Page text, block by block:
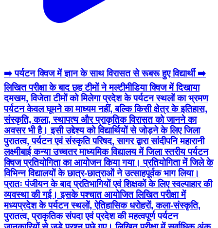
➡️ पर्यटन क्विज में ज्ञान के साथ विरासत से रूबरू हुए विद्यार्थी ➡️
लिखित परीक्षा के बाद छह टीमों ने मल्टीमीडिया क्विज में दिखाया
दमखम, विजेता टीमों को मिलेगा प्रदेश के पर्यटन स्थलों का भ्रमण
पर्यटन केवल घूमने का माध्यम नहीं, बल्कि किसी क्षेत्र के इतिहास,
संस्कृति, कला, स्थापत्य और प्राकृतिक विरासत को जानने का
अवसर भी है। इसी उद्देश्य को विद्यार्थियों से जोड़ने के लिए जिला
पुरातत्व, पर्यटन एवं संस्कृति परिषद, सागर द्वारा सांदीपनि महारानी
लक्ष्मीबाई कन्या उच्चतर माध्यमिक विद्यालय में जिला स्तरीय पर्यटन
क्विज प्रतियोगिता का आयोजन किया गया। प्रतियोगिता में जिले के
विभिन्न विद्यालयों के छात्र-छात्राओं ने उत्साहपूर्वक भाग लिया।
प्रातः पंजीयन के बाद प्रतिभागियों एवं शिक्षकों के लिए स्वल्पाहार की
व्यवस्था की गई। इसके पश्चात आयोजित लिखित परीक्षा में
मध्यप्रदेश के पर्यटन स्थलों, ऐतिहासिक धरोहरों, कला-संस्कृति,
पुरातत्व, प्राकृतिक संपदा एवं प्रदेश की महत्वपूर्ण पर्यटन